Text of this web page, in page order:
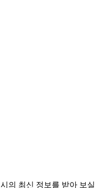
의 최신 정보를 받아 보실